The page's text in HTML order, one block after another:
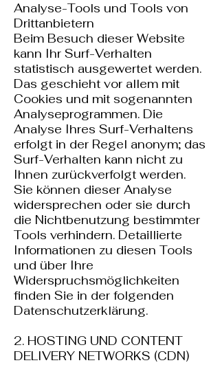
Analyse-Tools und Tools von
Drittanbietern
Beim Besuch dieser Website
kann Ihr Surf-Verhalten
statistisch ausgewertet werden.
Das geschieht vor allem mit
Cookies und mit sogenannten
Analyseprogrammen. Die
Analyse Ihres Surf-Verhaltens
erfolgt in der Regel anonym; das
Surf-Verhalten kann nicht zu
Ihnen zurückverfolgt werden.
Sie können dieser Analyse
widersprechen oder sie durch
die Nichtbenutzung bestimmter
Tools verhindern. Detaillierte
Informationen zu diesen Tools
und über Ihre
Widerspruchsmöglichkeiten
finden Sie in der folgenden
Datenschutzerklärung.
2. HOSTING UND CONTENT
DELIVERY NETWORKS (CDN)